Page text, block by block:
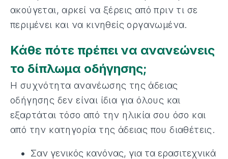
ακούγεται, αρκεί να ξέρεις από πριν τι σε
περιμένει και να κινηθείς οργανωμένα.
Κάθε πότε πρέπει να ανανεώνεις
το δίπλωμα οδήγησης;
Η συχνότητα ανανέωσης της άδειας
οδήγησης δεν είναι ίδια για όλους και
εξαρτάται τόσο από την ηλικία σου όσο και
από την κατηγορία της άδειας που διαθέτεις.
Σαν γενικός κανόνας, για τα ερασιτεχνικά